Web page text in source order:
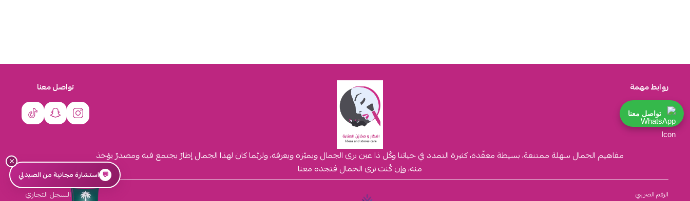
روابط مهمة
مفاهيم الجمال سهلة ممتنعة، بسيطة معقّدة، كثيرة التمدد في حياتنا وكُل ذا عين يرى الجمال ويميّزه ويعرفه، ولربّما كان لهذا الجمال إطارٌ يجتمع فيه ومصدرٌ يؤخذ
منه، وإن كُنت ترى الجمال فتجده معنا
تواصل معنا
الرقم الضريبي السجل التجاري
×
💬 استشارة مجانية من الصيدلي
تواصل معنا